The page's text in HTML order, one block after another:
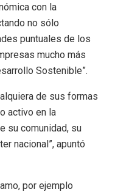
con la
no sólo
puntuales de los
mucho más
Sostenible”.
de sus formas
activo en la
su comunidad, su
nacional”, apuntó
por ejemplo